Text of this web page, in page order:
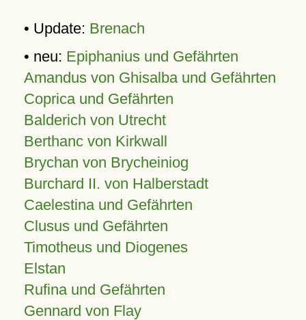
• Update: Brenach
• neu: Epiphanius und Gefährten
Amandus von Ghisalba und Gefährten
Coprica und Gefährten
Balderich von Utrecht
Berthanc von Kirkwall
Brychan von Brycheiniog
Burchard II. von Halberstadt
Caelestina und Gefährten
Clusus und Gefährten
Timotheus und Diogenes
Elstan
Rufina und Gefährten
Gennard von Flay